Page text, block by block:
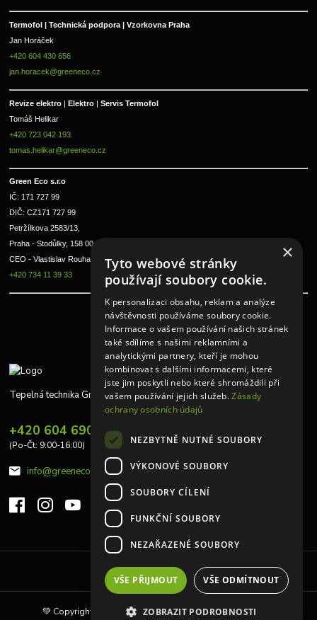
Termofol | Technická podpora | Vzorkovna Praha
Jan Horáček
+420 604 430 656
jan.horacek@greeneco.cz
Revize elektro | Elektro | Servis Termofol
Tomáš Helikar
+420 723 042 193
tomas.helikar@greeneco.cz
Green Eco s.r.o
IČ: 171 727 99
DIČ: CZ171 727 99
Petržílkova 2583/13,
Praha - Stodůlky, 158 00
CEO - Vlastislav Rouha ml.
+420 734 11 39 33
Tepelná technika Greeneco
+420 604 690 848
(Po-Čt: 9:00-16:00)
info@greeneco.cz
Upravit sběr cookies.
💚 Copyright © 2010 | Tepelná technika Greeneco s.r.o 💚
×
Tyto webové stránky
používají soubory cookie.
K personalizaci obsahu, reklam a analýze
návštěvnosti používáme soubory cookie.
Informace o vašem používání našich stránek
také sdílíme s našimi reklamními a
analytickými partnery, kteří je mohou
kombinovat s dalšími informacemi, které
jste jim poskytli nebo které shromáždili při
vašem používání jejich služeb.Zásady
ochrany osobních údajů
NEZBYTNĚ NUTNÉ SOUBORY
VÝKONOVÉ SOUBORY
SOUBORY CÍLENÍ
FUNKČNÍ SOUBORY
NEZAŘAZENÉ SOUBORY
VŠE PŘIJMOUT VŠE ODMÍTNOUT
ZOBRAZIT PODROBNOSTI